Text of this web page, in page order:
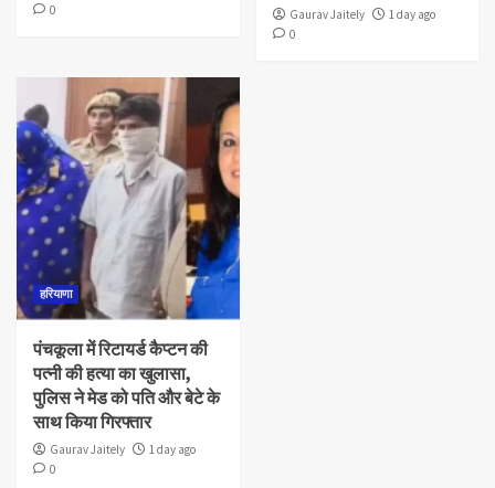
0 Gaurav Jaitely
1 day ago
0
हरियाणा
पंचकूला में रिटायर्ड कैप्टन की
पत्नी की हत्या का खुलासा,
पुलिस ने मेड को पति और बेटे के
साथ किया गिरफ्तार
Gaurav Jaitely
1 day ago
0